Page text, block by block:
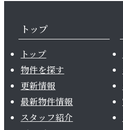
トップ
トップ
物件を探す
更新情報
最新物件情報
スタッフ紹介